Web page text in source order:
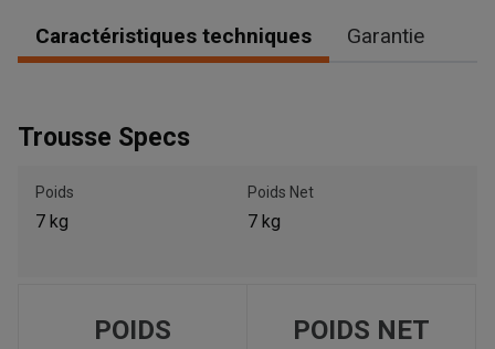
Obtenir une direction
Caractéristiques techniques Garantie
Trousse Specs
Poids
7 kg
Poids Net
7 kg
POIDS POIDS NET